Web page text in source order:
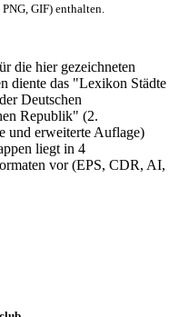
GIF) enthalten.
die hier gezeichneten
diente das "Lexikon Städte
Deutschen
Republik" (2.
und erweiterte Auflage)
liegt in 4
vor (EPS, CDR, AI,